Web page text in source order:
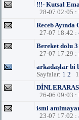
!!!- Kutsal
28-07 02:05 :
Receb Ayında
27-07 18:42 :
Bereket dolu
27-07 17:29 :
arkadaşlar bi
Sayfalar: 1 2
26-06 09:03 :
ismi
23-07 17:02 :